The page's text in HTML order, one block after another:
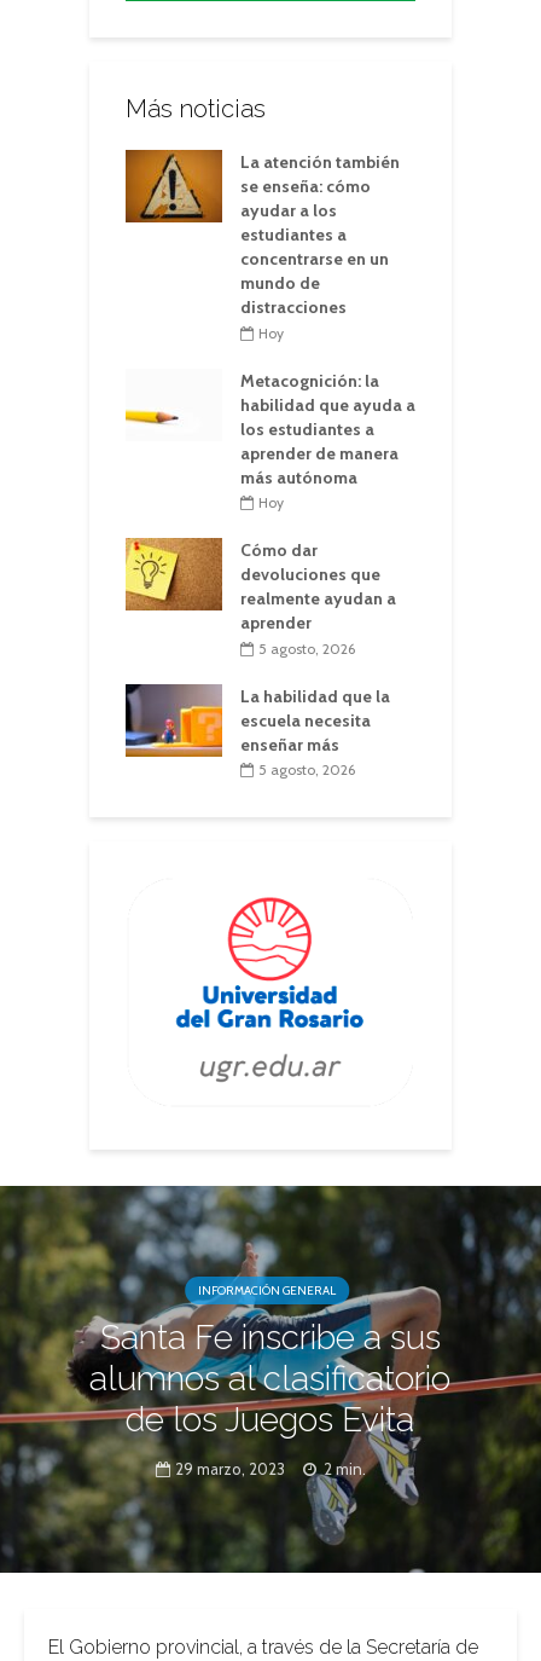
Más noticias
La atención también
se enseña: cómo
ayudar a los
estudiantes a
concentrarse en un
mundo de
distracciones
Hoy
Metacognición: la
habilidad que ayuda a
los estudiantes a
aprender de manera
más autónoma
Hoy
Cómo dar
devoluciones que
realmente ayudan a
aprender
5 agosto, 2026
La habilidad que la
escuela necesita
enseñar más
5 agosto, 2026
INFORMACIÓN GENERAL
Santa Fe inscribe a sus
alumnos al clasificatorio
de los Juegos Evita
29 marzo, 2023 2 min.
El Gobierno provincial, a través de la Secretaría de